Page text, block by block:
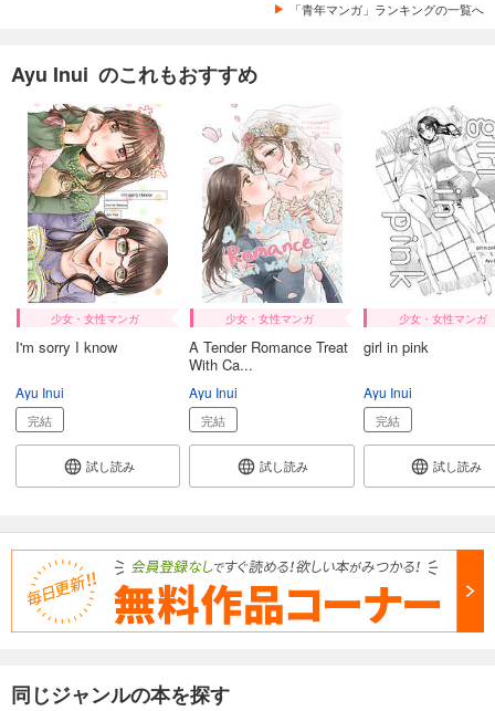
「青年マンガ」ランキングの一覧へ
Ayu Inui のこれもおすすめ
少女・女性マンガ
I'm sorry I know
Ayu Inui
完結
試し読み
少女・女性マンガ
A Tender Romance Treat
With Ca...
Ayu Inui
完結
試し読み
少女・女性マンガ
girl in pink
Ayu Inui
完結
試し読み
同じジャンルの本を探す